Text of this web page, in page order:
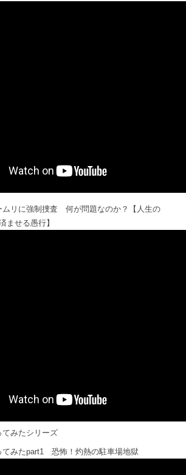
ムリに強制捜査 何が問題なのか？【人生の
ませる愚行】
てみたシリーズ
てみたpart1 恐怖！灼熱の駐車場地獄